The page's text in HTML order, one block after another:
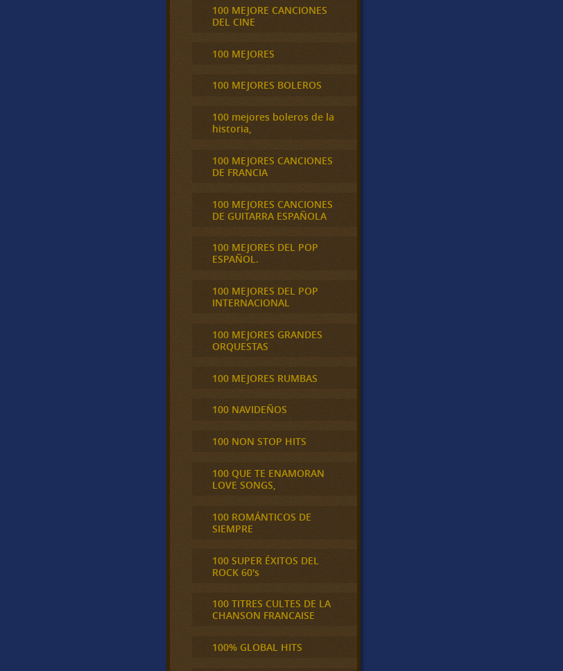
100 MEJORE CANCIONES
DEL CINE
100 MEJORES
100 MEJORES BOLEROS
100 mejores boleros de la
historia,
100 MEJORES CANCIONES
DE FRANCIA
100 MEJORES CANCIONES
DE GUITARRA ESPAÑOLA
100 MEJORES DEL POP
ESPAÑOL.
100 MEJORES DEL POP
INTERNACIONAL
100 MEJORES GRANDES
ORQUESTAS
100 MEJORES RUMBAS
100 NAVIDEÑOS
100 NON STOP HITS
100 QUE TE ENAMORAN
LOVE SONGS,
100 ROMÁNTICOS DE
SIEMPRE
100 SUPER ÉXITOS DEL
ROCK 60's
100 TITRES CULTES DE LA
CHANSON FRANCAISE
100% GLOBAL HITS